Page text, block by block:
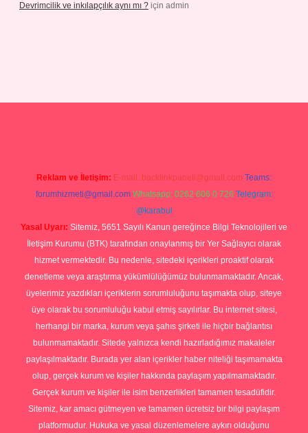
Devrimcilik ve inkılapçılık aynı mı ? için admin
Reklam ve İletişim: E-mail: backlinkpaneli@gmail.com Teams:
forumhizmeti@gmail.com Whatsapp: 0262 606 0 726 Telegram:
@karabul
Yasal Uyarı: Sitemiz, 5651 Sayılı Kanun gereğince Bilgi Teknolojileri ve
İletişim Kurumu (BTK) tarafından onaylanmış bir Yer Sağlayıcı olarak
hizmet vermektedir. Bu nedenle, sitedeki içerikleri proaktif olarak
denetleme veya araştırma yükümlülüğümüz bulunmamaktadır. Ancak,
üyelerimiz yazdıkları içeriklerin sorumluluğunu taşımakta olup, siteye
üye olarak bu sorumluluğu kabul etmiş sayılırlar. Bu internet sitesi,
herhangi bir marka, kurum veya şahıs şirketi ile hiçbir bağlantısı
bulunmamaktadır. Sitede yalnızca kendi hazırladığımız makaleler
paylaşılmaktadır. Burada yer alan içerikler haber niteliği taşımamakta
olup, gerçek kurum ve kişiler hakkında paylaşım yapılmamaktadır.
Gerçek kurum ve kişiler ile isim benzerlikleri tamamen tesadüfidir.
Sitemiz, kar amacı gütmeyen ve tamamen ücretsiz bir bilgi paylaşım
platformudur. Hukuka ve yasal düzenlemelere aykırı olduğunu